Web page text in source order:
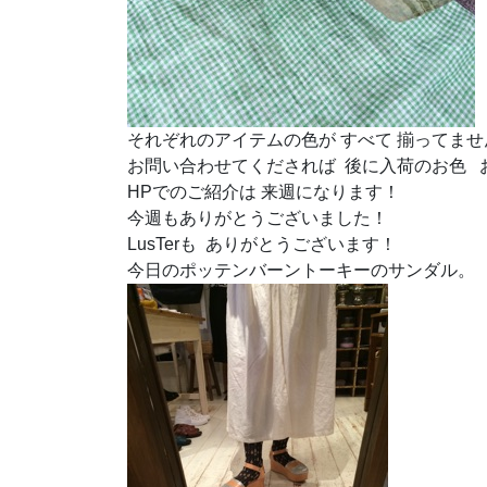
それぞれのアイテムの色が すべて 揃ってま
お問い合わせてくだされば 後に入荷のお色
HPでのご紹介は 来週になります！
今週もありがとうございました！
LusTerも ありがとうございます！
今日のポッテンバーントーキーのサンダル。